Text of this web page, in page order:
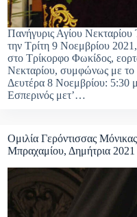
Πανήγυρις Αγίου
την Τρίτη 9 Νοεμβρίου
στο Τρίκορφο Φωκίδος,
Νεκταρίου, συμφώνως με
Δευτέρα 8 Νοεμβρίου: 5:30
Εσπερινός μετ’…
Ομιλία Γερόντισσας
Μπραχαμίου, Δημήτρια 2021